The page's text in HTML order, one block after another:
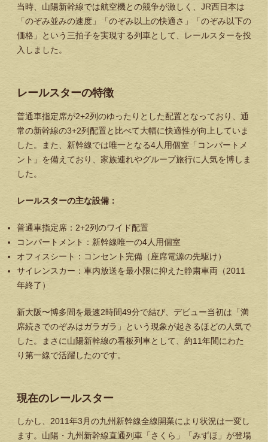
当時、山陽新幹線では航空機との競争が激しく、JR西日本は
「のぞみ並みの速度」「のぞみ以上の快適さ」「のぞみ以下の
価格」
という三拍子を実現する列車として、レールスターを投
入しました。
レールスターの特徴
普通車指定席が2+2列のゆったりとした配置となっており、通
常の新幹線の3+2列配置と比べて大幅に快適性が向上していま
した。また、新幹線では唯一となる4人用個室「コンパートメ
ント」を備えており、家族連れやグループ旅行に人気を博しま
した。
レールスターの主な設備：
普通車指定席：2+2列のワイド配置
コンパートメント：新幹線唯一の4人用個室
オフィスシート：コンセント完備（座席電源の先駆け）
サイレンスカー：車内放送を最小限に抑えた静粛車両（2011
年終了）
新大阪〜博多間を最速2時間49分で結び、デビュー当初は「満
席続きでのぞみはガラガラ」という現象が起きるほどの人気で
した。まさに山陽新幹線の看板列車として、約11年間にわた
り第一線で活躍したのです。
現在のレールスター
しかし、2011年3月の九州新幹線全線開業により状況は一変し
ます。山陽・九州新幹線直通列車「さくら」「みずほ」が登場